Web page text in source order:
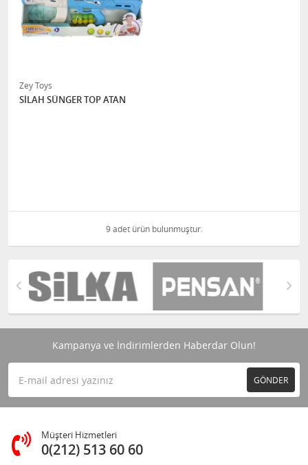
Zey Toys
SİLAH SÜNGER TOP ATAN
9 adet ürün bulunmuştur.
Kampanya ve İndirimlerden Haberdar Olun!
GÖNDER
Müşteri Hizmetleri
0(212) 513 60 60